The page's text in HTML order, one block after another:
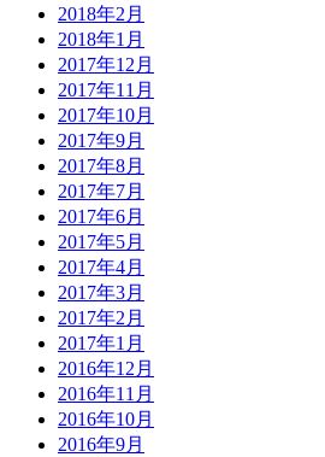
2018年2月
2018年1月
2017年12月
2017年11月
2017年10月
2017年9月
2017年8月
2017年7月
2017年6月
2017年5月
2017年4月
2017年3月
2017年2月
2017年1月
2016年12月
2016年11月
2016年10月
2016年9月